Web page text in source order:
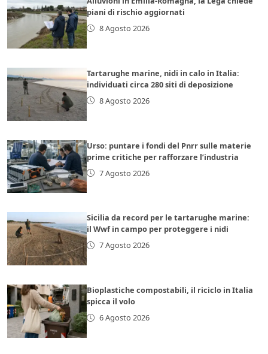
piani di rischio aggiornati
8 Agosto 2026
Tartarughe marine, nidi in calo in Italia:
individuati circa 280 siti di deposizione
8 Agosto 2026
Urso: puntare i fondi del Pnrr sulle materie
prime critiche per rafforzare l’industria
7 Agosto 2026
Sicilia da record per le tartarughe marine:
il Wwf in campo per proteggere i nidi
7 Agosto 2026
Bioplastiche compostabili, il riciclo in Italia
spicca il volo
6 Agosto 2026